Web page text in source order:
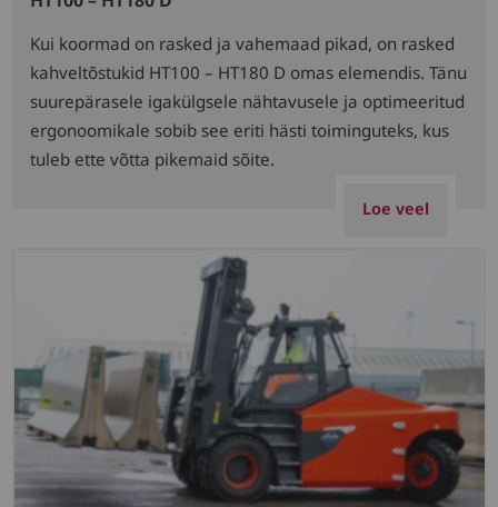
Kui koormad on rasked ja vahemaad pikad, on rasked
kahveltõstukid HT100 – HT180 D omas elemendis. Tänu
suurepärasele igakülgsele nähtavusele ja optimeeritud
ergonoomikale sobib see eriti hästi toiminguteks, kus
tuleb ette võtta pikemaid sõite.
Loe veel